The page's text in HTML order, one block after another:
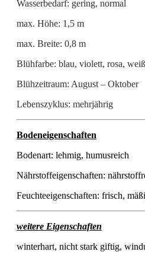
Wasserbedarf: gering, normal
max. Höhe: 1,5 m
max. Breite: 0,8 m
Blühfarbe: blau, violett, rosa, weiß
Blühzeitraum: August – Oktober
Lebenszyklus: mehrjährig
Bodeneigenschaften
Bodenart: lehmig, humusreich
Nährstoffeigenschaften:
Feuchteeigenschaften: frisch,
weitere Eigenschaften
winterhart, nicht stark giftig,